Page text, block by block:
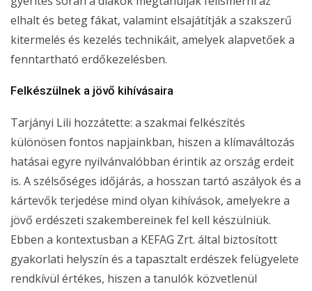
elhalt és beteg fákat, valamint elsajátítják a szakszerű
kitermelés és kezelés technikáit, amelyek alapvetőek a
fenntartható erdőkezelésben.
Felkészülnek a jövő kihívásaira
Tarjányi Lili hozzátette: a szakmai felkészítés
különösen fontos napjainkban, hiszen a klímaváltozás
hatásai egyre nyilvánvalóbban érintik az ország erdeit
is. A szélsőséges időjárás, a hosszan tartó aszályok és a
kártevők terjedése mind olyan kihívások, amelyekre a
jövő erdészeti szakembereinek fel kell készülniük.
Ebben a kontextusban a KEFAG Zrt. által biztosított
gyakorlati helyszín és a tapasztalt erdészek felügyelete
rendkívül értékes, hiszen a tanulók közvetlenül